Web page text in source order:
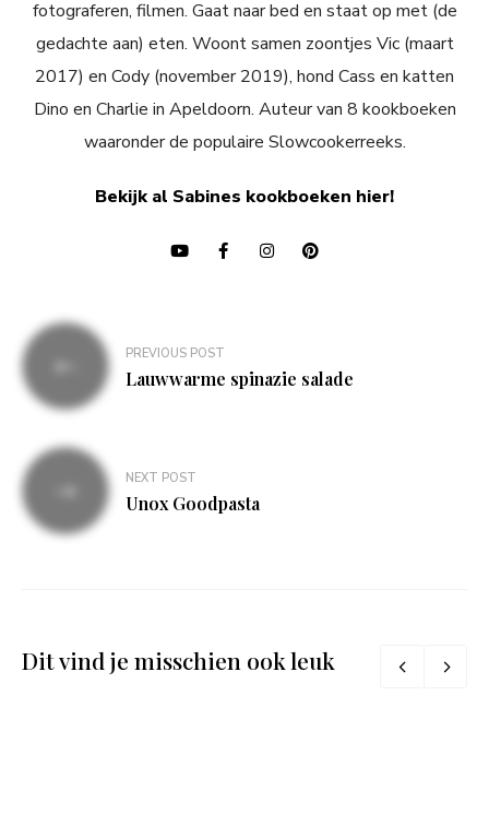
fotograferen, filmen. Gaat naar bed en staat op met (de
gedachte aan) eten. Woont samen zoontjes Vic (maart
2017) en Cody (november 2019), hond Cass en katten
Dino en Charlie in Apeldoorn. Auteur van 8 kookboeken
waaronder de populaire Slowcookerreeks.
Bekijk al Sabines kookboeken hier!
Bericht
navigatie
PREVIOUS POST
Lauwwarme spinazie salade
NEXT POST
Unox Goodpasta
Dit vind je misschien ook leuk